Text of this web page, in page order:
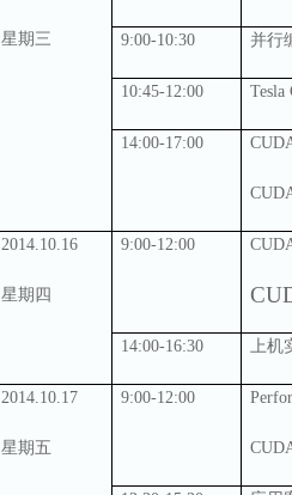
星期三 9:00-10:30 并行
10:45-12:00 Tesla
14:00-17:00
2014.10.16
星期四
9:00-12:00
14:00-16:30 上机
2014.10.17
星期五
9:00-12:00